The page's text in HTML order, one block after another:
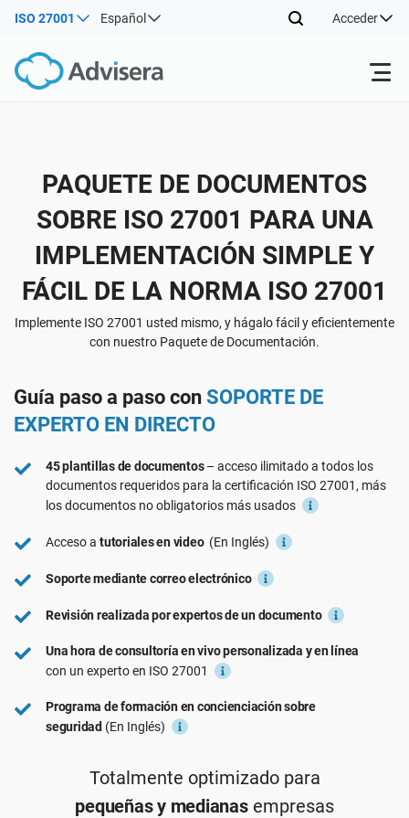
ISO 27001 Español Acceder
Volver
ISO 27001
NIS2
RGPD UE
ISO 9001
ISO 14001
ISO 45001
ISO 13485
MDR UE
ISO 20000
Recursos gratuitos
Volver
Por tipo
Por dónde empezar
Sectores
Volver
Infraestructura crítica
Fabricación
Transporte y distribución
Educación
Telecomunicaciones
Banca y finanzas
Gobernanza
Ver Demo
PAQUETE DE DOCUMENTOS
SOBRE ISO 27001 PARA UNA
IMPLEMENTACIÓN SIMPLE Y
FÁCIL DE LA NORMA ISO 27001
Implemente ISO 27001 usted mismo, y hágalo fácil y eficientemente
con nuestro Paquete de Documentación.
Guía paso a paso con SOPORTE DE
EXPERTO EN DIRECTO
45 plantillas de documentos– acceso ilimitado a todos los
documentos requeridos para la certificación ISO 27001 , más
los documentos no obligatorios más usados
Acceso a tutoriales en video (En Inglés)
Soporte mediante correo electrónico
Revisión realizada por expertos de un documento
Una hora de consultoría en vivo personalizada y en línea
con un experto en ISO 27001
Programa de formación en concienciación sobre
seguridad (En Inglés)
Totalmente optimizado para
pequeñas y medianasempresas